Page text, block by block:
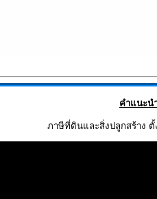
คำแนะน
ภาษีที่ดินและสิ่งปลูกสร้าง